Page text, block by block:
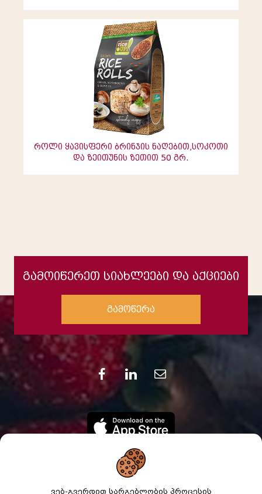
როლი ყავისფერი ბრინჯის ნაღებით,სოკოთი
და ზეითუნის ზეთით 50 გრ.
ვებ-გვერდით სარგებლობის პროცესის
გამოიწერეთ სიახლეები და აქციები
გამოწერა